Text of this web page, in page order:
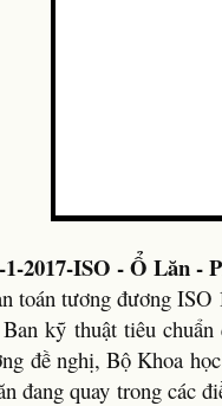
2017-ISO - Ổ Lăn -
toán tương đương ISO
kỹ thuật tiêu
đề nghị, Bộ Khoa
đang quay trong các